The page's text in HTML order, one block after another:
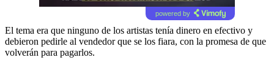
powered by
El tema era que ninguno de los artistas tenía dinero en efectivo y
debieron pedirle al vendedor que se los fiara, con la promesa de que
volverán para pagarlos.